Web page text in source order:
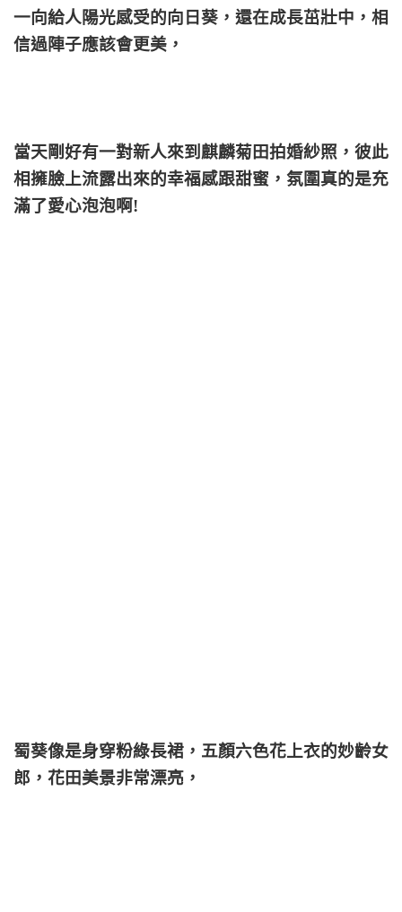
一向給人陽光感受的向日葵，還在成長茁壯中，相
信過陣子應該會更美，
當天剛好有一對新人來到麒麟菊田拍婚紗照，彼此
相擁臉上流露出來的幸福感跟甜蜜，氛圍真的是充
滿了愛心泡泡啊!
蜀葵像是身穿粉綠長裙，五顏六色花上衣的妙齡女
郎，花田美景非常漂亮，